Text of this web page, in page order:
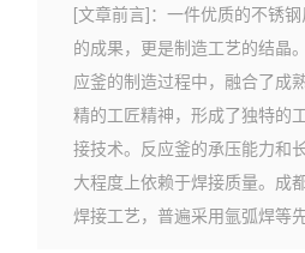
[文章前言]：一件优质的不锈
的成果，更是制造工艺的结晶
应釜的制造过程中，融合了成
精的工匠精神，形成了独特的
接技术。反应釜的承压能力和
大程度上依赖于焊接质量。成
焊接工艺，普遍采用氩弧焊等